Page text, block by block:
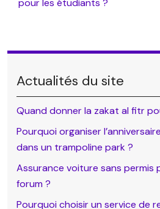
pour les étudiants ?
Actualités du site
Quand donner la zakat al fitr
Pourquoi organiser
dans un trampoline park ?
Assurance voiture sans permis
forum ?
Pourquoi choisir un service de